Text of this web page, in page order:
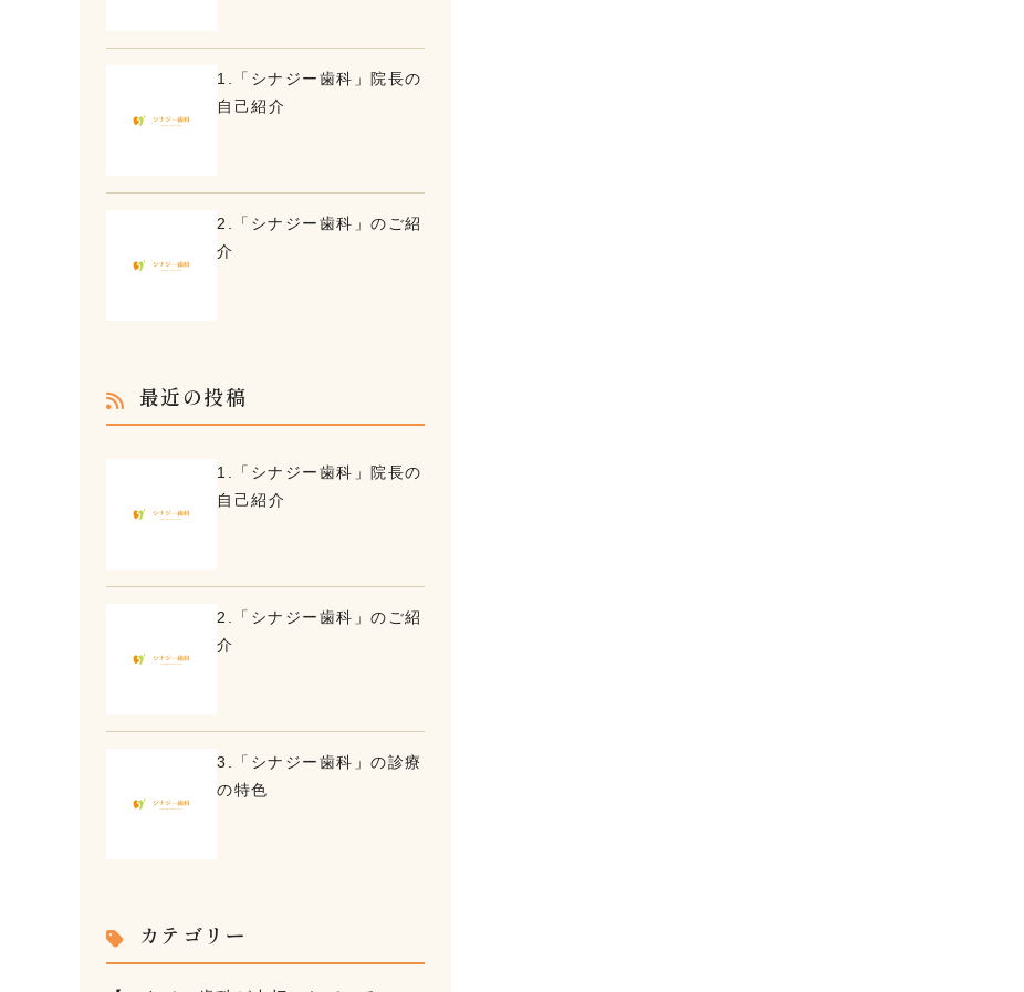
1.「シナジー歯科」院長の
自己紹介
2.「シナジー歯科」のご紹
介
最近の投稿
1.「シナジー歯科」院長の
自己紹介
2.「シナジー歯科」のご紹
介
3.「シナジー歯科」の診療
の特色
カテゴリー